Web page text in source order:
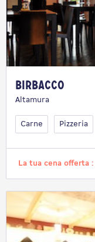
Birbacco
Altamura
Carne Pizzeria
La tua cena offerta :